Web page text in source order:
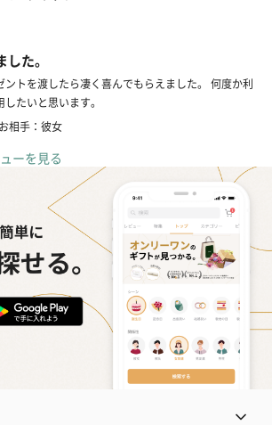
た。
トを渡したら凄く喜んでもらえました。 何度か利
たいと思います。
お相手：彼女
ーを見る